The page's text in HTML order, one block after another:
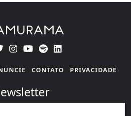
CONTATO PRIVACIDADE